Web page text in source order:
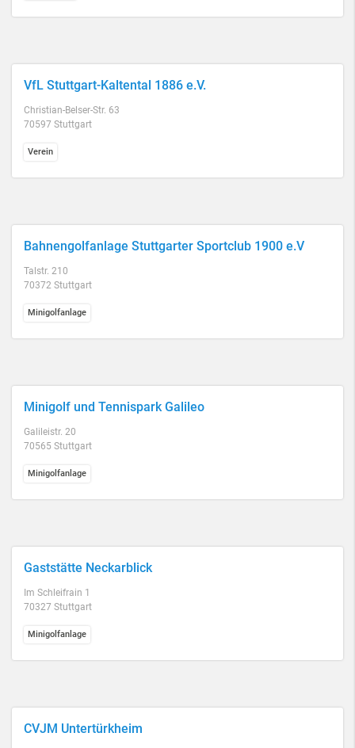
VfL Stuttgart-Kaltental 1886 e.V.
Christian-Belser-Str. 63
70597 Stuttgart
Verein
Bahnengolfanlage Stuttgarter Sportclub 1900 e.V
Talstr. 210
70372 Stuttgart
Minigolfanlage
Minigolf und Tennispark Galileo
Galileistr. 20
70565 Stuttgart
Minigolfanlage
Gaststätte Neckarblick
Im Schleifrain 1
70327 Stuttgart
Minigolfanlage
CVJM Untertürkheim